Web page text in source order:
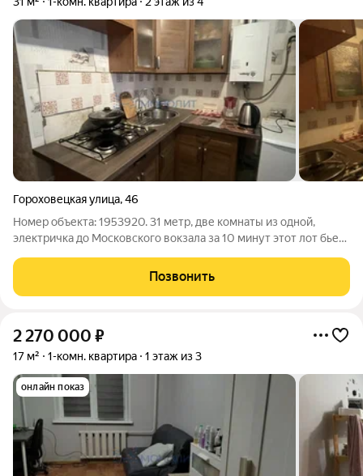
Гороховецкая улица,46
Номер объекта: 1953920. 31 метр, две комнаты из одной,
электричка до Московского вокзала за 10 минут этот лот бьет
гнездышко на втором этаже кирпичной «четырехэтажки»
ждет своего энергичного
Позвонить
2 270 000 ₽
17 м² 1-комн. квартира 1 этаж из 3
онлайн показ